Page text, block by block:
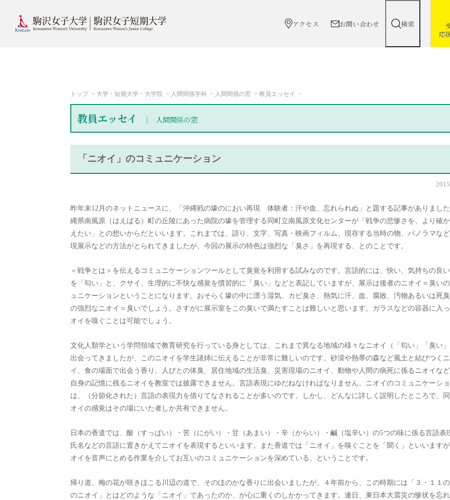
アクセス お問い合わせ 検索
応
トップ 大学・短期大学・大学院 人間関係学科 人間関係の窓 教員エッセイ
教員エッセイ 人間関係の窓
「ニオイ」のコミュニケーション
昨年末12月のネットニュースに、「沖縄戦の壕のにおい再現 体験者：汗や血、忘れられぬ」と題する記事がありまし
縄県南風原（はえばる）町の丘陵にあった病院の壕を管理する同町立南風原文化センターが「戦争の悲惨さを、より確
えたい」との想いからだといいます。これまでは、語り、文字、写真・映画フィルム、現存する当時の物、パノラマな
現展示などの方法がとられてきましたが、今回の展示の特色は強烈な「臭さ」を再現する、とのことです。
＜戦争とは＞を伝えるコミュニケーションツールとして臭覚を利用する試みなのです。言語的には、快い、気持ちの良
を「匂い」と、クサイ、生理的に不快な感覚を慣習的に「臭い」などと表記していますが、展示は後者のニオイ＝臭い
ュニケーションということになります。おそらく壕の中に漂う湿気、カビ臭さ、熱気に汗、血、腐敗、汚物あるいは死
の強烈なニオイ＝臭いでしょう。さすがに展示室をこの臭いで満たすことは難しいと思います。ガラスなどの容器に入
オイを嗅ぐことは可能でしょう。
文化人類学という学問領域で教育研究を行っている身としては、これまで異なる地域の様々なニオイ（「匂い」「臭い
出会ってきましたが、このニオイを学生諸姉に伝えることが非常に難しいのです。砂漠や熱帯の森など風土と結びつく
イ、食の場面で出会う香り、人びとの体臭、居住地域の生活臭、災害現場のニオイ、動物や人間の病死に係るニオイな
自身の記憶に残るニオイを教室では披露できません。言語表現にゆだねなければなりません。ニオイのコミュニケーシ
は、（分節化された）言語の表現力を借りてなされることが多いのです。しかし、どんなに詳しく説明したところで、
オイの感覚はその場にいた者しか共有できません。
日本の香道では、酸（すっぱい）・苦（にがい）・甘（あまい）・辛（からい）・鹹（塩辛い）の5つの味に係る言語表
氏名などの言語に置きかえてニオイを表現するといいます。また香道では「ニオイ」を嗅ぐことを「聞く」といいます
オイを音声にとめる作業を介してお互いのコミュニケーションを深めている、ということです。
帰り道、梅の花が咲きほこる川辺の道で、そのほのかな香りに出会いましたが、４年前から、この時期には「３・１１
のニオイ」とはどのような「ニオイ」であったのか、が心に重くのしかかってきます。連日、東日本大震災の惨状を忘